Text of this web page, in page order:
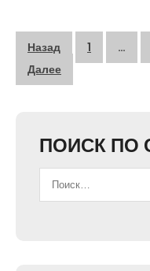
Пагинация
записей
Назад 1 …
Далее
ПОИСК ПО